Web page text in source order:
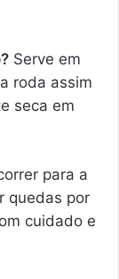
Serve em
roda assim
seca em
para a
quedas por
cuidado e